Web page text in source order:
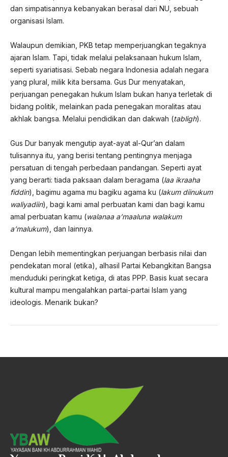
dan simpatisannya kebanyakan berasal dari NU, sebuah
organisasi Islam.
Walaupun demikian, PKB tetap memperjuangkan tegaknya
ajaran Islam. Tapi, tidak melalui pelaksanaan hukum Islam,
seperti syariatisasi. Sebab negara Indonesia adalah negara
yang plural, milik kita bersama. Gus Dur menyatakan,
perjuangan penegakan hukum Islam bukan hanya terletak di
bidang politik, melainkan pada penegakan moralitas atau
akhlak bangsa. Melalui pendidikan dan dakwah (tabligh).
Gus Dur banyak mengutip ayat-ayat al-Qur’an dalam
tulisannya itu, yang berisi tentang pentingnya menjaga
persatuan di tengah perbedaan pandangan. Seperti ayat
yang berarti: tiada paksaan dalam beragama (laa ikraaha
fiddin), bagimu agama mu bagiku agama ku (lakum diinukum
waliyadiin), bagi kami amal perbuatan kami dan bagi kamu
amal perbuatan kamu (walanaa a’maaluna walakum
a’malukum), dan lainnya.
Dengan lebih mementingkan perjuangan berbasis nilai dan
pendekatan moral (etika), alhasil Partai Kebangkitan Bangsa
menduduki peringkat ketiga, di atas PPP. Basis kuat secara
kultural mampu mengalahkan partai-partai Islam yang
ideologis. Menarik bukan?